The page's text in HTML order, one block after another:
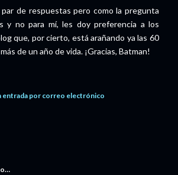
de respuestas pero como la pregunta
y no para mí, les doy preferencia a los
que, por cierto, está arañando ya las 60
de un año de vida. ¡Gracias, Batman!
entrada por correo electrónico